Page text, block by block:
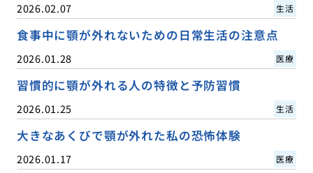
2026.02.07 生活
食事中に顎が外れないための日常生活の注意点
2026.01.28 医療
習慣的に顎が外れる人の特徴と予防習慣
2026.01.25 生活
大きなあくびで顎が外れた私の恐怖体験
2026.01.17 医療